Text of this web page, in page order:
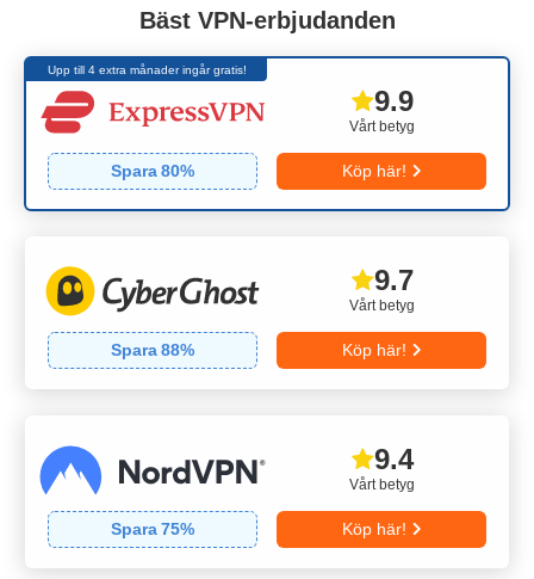
Bäst VPN-erbjudanden
Upp till 4 extra månader ingår gratis!
Vårt betyg
9.9
Spara80% Köp här!
Vårt betyg
9.7
Spara88% Köp här!
Vårt betyg
9.4
Spara75% Köp här!